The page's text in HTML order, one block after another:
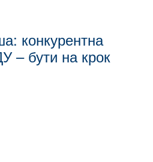
конкурентна
– бути на крок